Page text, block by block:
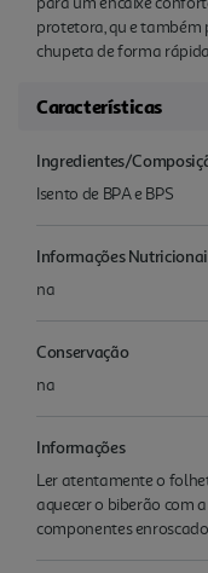
protetora, qu e também
chupeta de forma
Características
Ingredientes/
Isento de BPA e BPS
Informações
na
Conservação
na
Informações
Ler atentamente o
aquecer o biberão com
componentes